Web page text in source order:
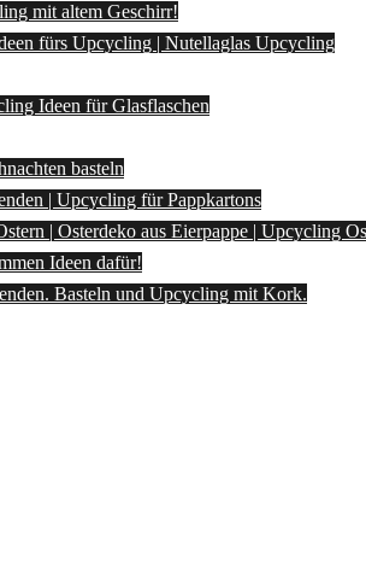
mit altem Geschirr!
fürs Upcycling | Nutellaglas Upcycling
Ideen für Glasflaschen
basteln
| Upcycling für Pappkartons
| Osterdeko aus Eierpappe | Upcycling
Ideen dafür!
Basteln und Upcycling mit Kork.